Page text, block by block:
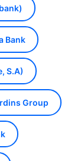
Bank
S.A)
Group